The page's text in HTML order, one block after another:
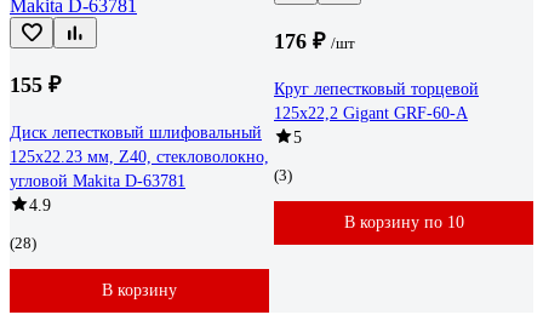
155 ₽
Диск лепестковый шлифовальный
125x22.23 мм, Z40, стекловолокно,
угловой Makita D-63781
4.9
(28)
В корзину
176 ₽ /шт
Круг лепестковый торцевой
125x22,2 Gigant GRF-60-А
5
(3)
В корзину по 10